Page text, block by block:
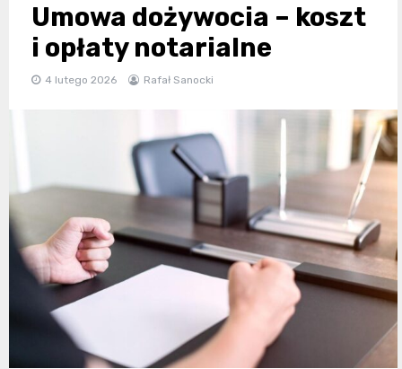
Umowa dożywocia – koszt
i opłaty notarialne
4 lutego 2026 Rafał Sanocki